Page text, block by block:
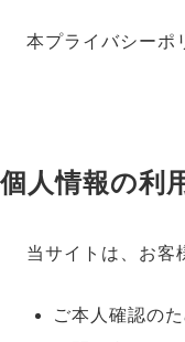
本プライバシーポ
個人情報の利
当サイトは、お客
ご本人確認の